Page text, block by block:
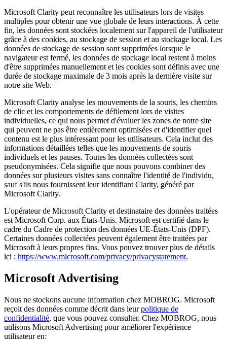
Microsoft Clarity peut reconnaître les utilisateurs lors de visites
multiples pour obtenir une vue globale de leurs interactions. À cette
fin, les données sont stockées localement sur l'appareil de l'utilisateur
grâce à des cookies, au stockage de session et au stockage local. Les
données de stockage de session sont supprimées lorsque le
navigateur est fermé, les données de stockage local restent à moins
d'être supprimées manuellement et les cookies sont définis avec une
durée de stockage maximale de 3 mois après la dernière visite sur
notre site Web.
Microsoft Clarity analyse les mouvements de la souris, les chemins
de clic et les comportements de défilement lors de visites
individuelles, ce qui nous permet d'évaluer les zones de notre site
qui peuvent ne pas être entièrement optimisées et d'identifier quel
contenu est le plus intéressant pour les utilisateurs. Cela inclut des
informations détaillées telles que les mouvements de souris
individuels et les pauses. Toutes les données collectées sont
pseudonymisées. Cela signifie que nous pouvons combiner des
données sur plusieurs visites sans connaître l'identité de l'individu,
sauf s'ils nous fournissent leur identifiant Clarity, généré par
Microsoft Clarity.
L'opérateur de Microsoft Clarity et destinataire des données traitées
est Microsoft Corp. aux États-Unis. Microsoft est certifié dans le
cadre du Cadre de protection des données UE-États-Unis (DPF).
Certaines données collectées peuvent également être traitées par
Microsoft à leurs propres fins. Vous pouvez trouver plus de détails
ici : https://www.microsoft.com/privacy/privacystatement.
Microsoft Advertising
Nous ne stockons aucune information chez MOBROG. Microsoft
reçoit des données comme décrit dans leurpolitique de
confidentialité, que vous pouvez consulter. Chez MOBROG, nous
utilisons Microsoft Advertising pour améliorer l'expérience
utilisateur en: